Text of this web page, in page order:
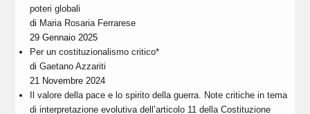
poteri globali
di Maria Rosaria Ferrarese
29 Gennaio 2025
Per un costituzionalismo critico*
diGaetano Azzariti
21 Novembre 2024
Il valore della pace e lo spirito della guerra. Note critiche in tema
di interpretazione evolutiva dell’articolo 11 della Costituzione